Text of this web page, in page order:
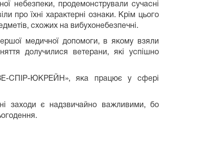
небезпеки, продемонстрували сучасні
про їхні характерні ознаки. Крім цього
схожих на вибухонебезпечні.
медичної допомоги, в якому взяли
долучилися ветерани, які успішно
ЗЕ-СПІР-ЮКРЕЙН», яка працює у сфері
заходи є надзвичайно важливими, бо